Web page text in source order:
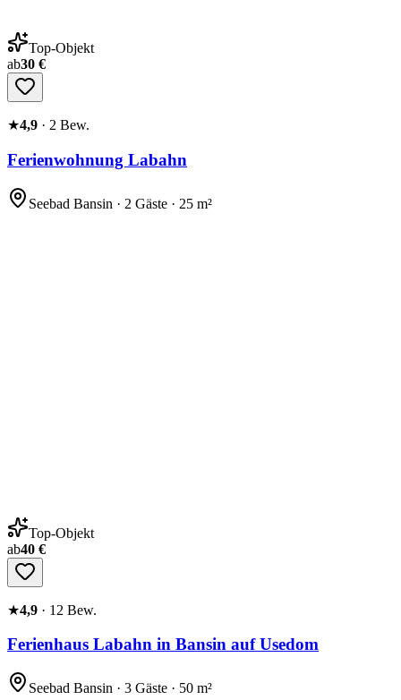
Top-Objekt
ab30 €
★4,9 · 2 Bew.
Ferienwohnung Labahn
Seebad Bansin · 2 Gäste · 25 m²
Top-Objekt
ab40 €
★4,9 · 12 Bew.
Ferienhaus Labahn in Bansin auf Usedom
Seebad Bansin · 3 Gäste · 50 m²